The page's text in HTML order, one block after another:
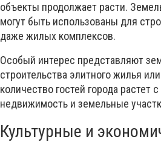
объекты продолжает расти.
могут быть использованы для
даже жилых комплексов.
Особый интерес представляют
строительства элитного жилья
количество гостей города
недвижимость и земельные
Культурные и